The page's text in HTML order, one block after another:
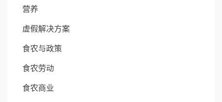
营养
虚假解决方案
食农与政策
食农劳动
食农商业